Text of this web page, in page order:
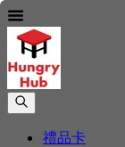
禮品卡